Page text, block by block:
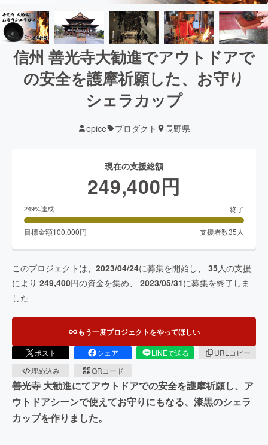
信州 善光寺大勧進でアウトドアで
の安全を護摩祈願した、お守り
シェラカップ
epice プロダクト 長野県
現在の支援総額
249,400円
249%達成 終了
目標金額100,000円 支援者数35 人
このプロジェクトは、 2023/04/24に募集を開始し、 35人の支援
により 249,400円の資金を集め、 2023/05/31に募集を終了しま
した
もう一度プロジェクトをやってほしい
ポスト シェア LINEで送る
URLコピー
埋め込み
QRコード
善光寺 大勧進にてアウトドアでの安全を護摩祈願し、ア
ウトドアシーンで使えてお守りにもなる、漆黒のシェラ
カップを作りました。